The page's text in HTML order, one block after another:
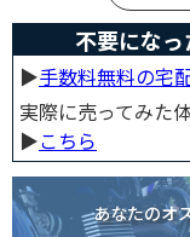
不要にな
▶︎手数料無料の宅
実際に売ってみた
▶︎こちら
あなたのオ